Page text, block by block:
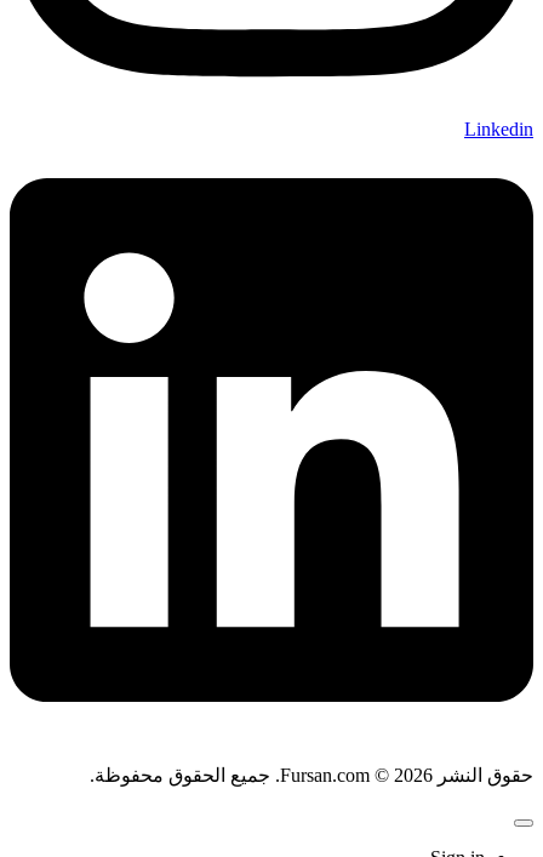
Linkedin
حقوق النشر Fursan.com © 2026. جميع الحقوق محفوظة.